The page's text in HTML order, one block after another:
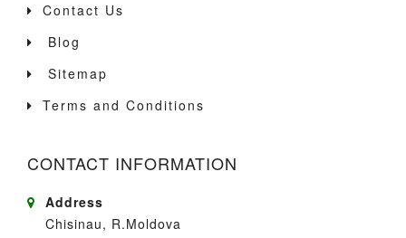
Contact Us
Blog
Sitemap
Terms and Conditions
CONTACT INFORMATION
Address
Chisinau, R.Moldova